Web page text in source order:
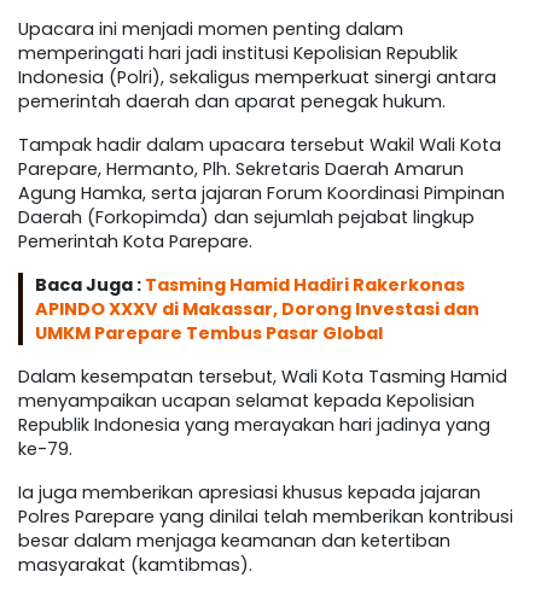
Upacara ini menjadi momen penting dalam
memperingati hari jadi institusi Kepolisian Republik
Indonesia (Polri), sekaligus memperkuat sinergi antara
pemerintah daerah dan aparat penegak hukum.
Tampak hadir dalam upacara tersebut Wakil Wali Kota
Parepare, Hermanto, Plh. Sekretaris Daerah Amarun
Agung Hamka, serta jajaran Forum Koordinasi Pimpinan
Daerah (Forkopimda) dan sejumlah pejabat lingkup
Pemerintah Kota Parepare.
Baca Juga : Tasming Hamid Hadiri Rakerkonas
APINDO XXXV di Makassar, Dorong Investasi dan
UMKM Parepare Tembus Pasar Global
Dalam kesempatan tersebut, Wali Kota Tasming Hamid
menyampaikan ucapan selamat kepada Kepolisian
Republik Indonesia yang merayakan hari jadinya yang
ke-79.
Ia juga memberikan apresiasi khusus kepada jajaran
Polres Parepare yang dinilai telah memberikan kontribusi
besar dalam menjaga keamanan dan ketertiban
masyarakat (kamtibmas).